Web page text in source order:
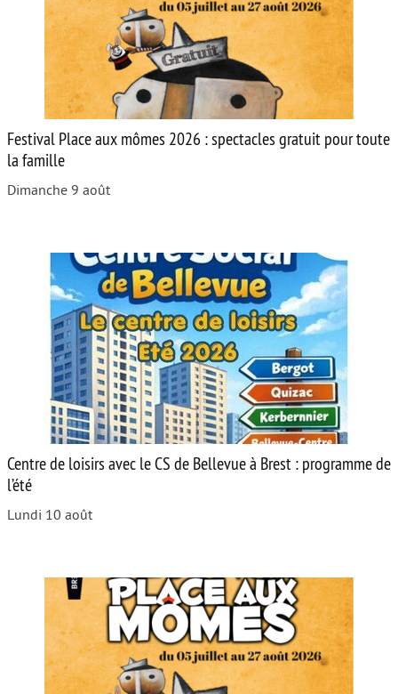
Festival Place aux mômes 2026 : spectacles gratuit pour toute
la famille
Dimanche 9 août
Centre de loisirs avec le CS de Bellevue à Brest : programme de
l’été
Lundi 10 août